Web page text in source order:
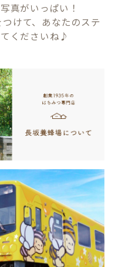
真がいっぱい！
つけて、あなたのステ
くださいね♪